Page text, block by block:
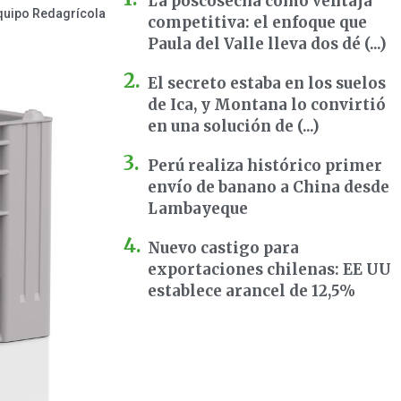
Redagrícola
competitiva: el enfoque que
Paula del Valle lleva dos dé (...)
El secreto estaba en los suelos
de Ica, y Montana lo convirtió
en una solución de (...)
Perú realiza histórico primer
envío de banano a China desde
Lambayeque
Nuevo castigo para
exportaciones chilenas: EE UU
establece arancel de 12,5%